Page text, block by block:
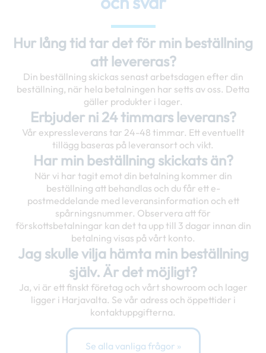
Hur lång tid tar det för min beställning
att levereras?
Din beställning skickas senast arbetsdagen efter din
beställning, när hela betalningen har setts av oss. Detta
gäller produkter i lager.
Erbjuder ni 24 timmars leverans?
Vår expressleverans tar 24-48 timmar. Ett eventuellt
tillägg baseras på leveransort och vikt.
Har min beställning skickats än?
När vi har tagit emot din betalning kommer din
beställning att behandlas och du får ett e-
postmeddelande med leveransinformation och ett
spårningsnummer. Observera att för
förskottsbetalningar kan det ta upp till 3 dagar innan din
betalning visas på vårt konto.
Jag skulle vilja hämta min beställning
själv. Är det möjligt?
Ja, vi är ett finskt företag och vårt showroom och lager
ligger i Harjavalta. Se vår adress och öppettider i
kontaktuppgifterna.
Se alla vanliga frågor »